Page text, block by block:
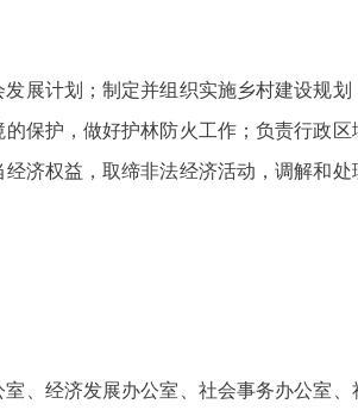
展计划；制定并组织实施乡村建设规
保护，做好护林防火工作；负责行政
济权益，取缔非法经济活动，调解和
、经济发展办公室、社会事务办公室